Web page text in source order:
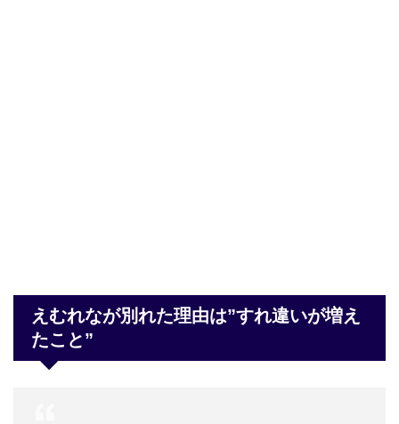
えむれなが別れた理由は”すれ違いが増え
たこと”